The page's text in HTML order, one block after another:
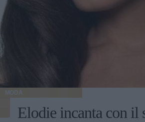
MODA
Elodie incanta con il